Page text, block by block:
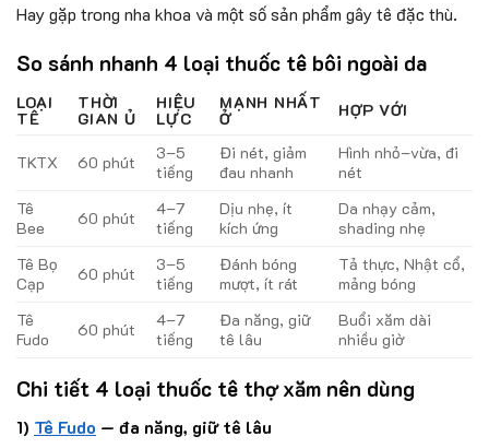
Hay gặp trong nha khoa và một số sản phẩm gây tê đặc thù.
So sánh nhanh 4 loại thuốc tê bôi ngoài da
LOẠI
TÊ
THỜI
GIAN Ủ
HIỆU
LỰC
MẠNH NHẤT
Ở HỢP VỚI
TKTX 60 phút
3–5
tiếng
Đi nét, giảm
đau nhanh
Hình nhỏ–vừa, đi
nét
Tê
Bee
60 phút
4–7
tiếng
Dịu nhẹ, ít
kích ứng
Da nhạy cảm,
shading nhẹ
Tê Bọ
Cạp
60 phút
3–5
tiếng
Đánh bóng
mượt, ít rát
Tả thực, Nhật cổ,
mảng bóng
Tê
Fudo
60 phút
4–7
tiếng
Đa năng, giữ
tê lâu
Buổi xăm dài
nhiều giờ
Chi tiết 4 loại thuốc tê thợ xăm nên dùng
1) Tê Fudo — đa năng, giữ tê lâu